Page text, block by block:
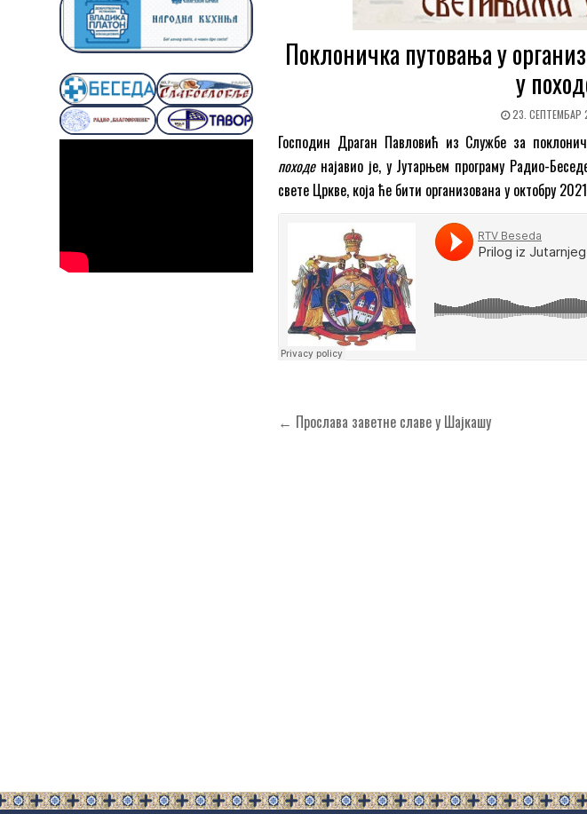
Поклоничка путовања у
у
23. СЕПТЕМБАР
Господин Драган Павловић из Службе за
походе најавио је, у Јутарњем програму Радио-
свете Цркве, која ће бити организована у октобру
Кретање
← Прослава заветне славе у Шајкашу